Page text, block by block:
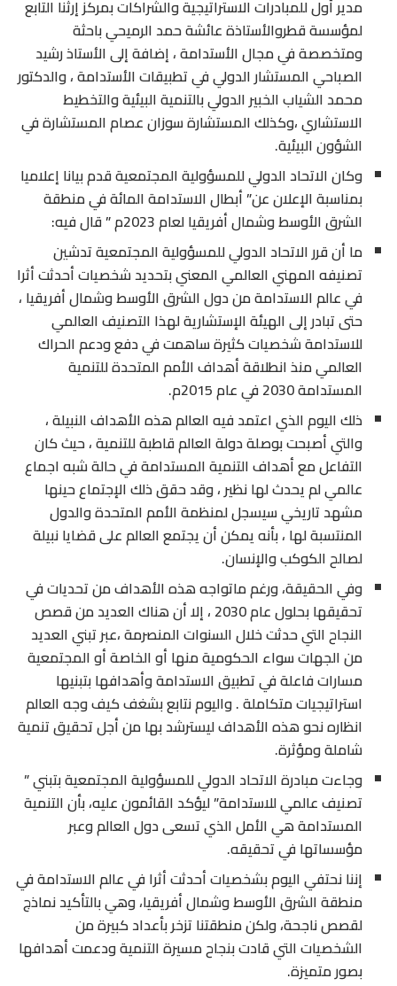
مدير أول للمبادرات الاستراتيجية والشراكات بمركز إرثنا التابع
لمؤسسة قطروالأستاذة عائشة حمد الرميحي باحثة
ومتخصصة في مجال الأستدامة ، إضافة إلى الأستاذ رشيد
الصباحي المستشار الدولي في تطبيقات الأستدامة ، والدكتور
محمد الشياب الخبير الدولي بالتنمية البيئية والتخطيط
الاستشاري ،وكذلك المستشارة سوزان عصام المستشارة في
الشؤون البيئية.
وكان الاتحاد الدولي للمسؤولية المجتمعية قدم بيانا إعلاميا
بمناسبة الإعلان عن” أبطال الاستدامة المائة في منطقة
الشرق الأوسط وشمال أفريقيا لعام 2023م ” قال فيه:
ما أن قرر الاتحاد الدولي للمسؤولية المجتمعية تدشين
تصنيفه المهني العالمي المعني بتحديد شخصيات أحدثت أثرا
في عالم الاستدامة من دول الشرق الأوسط وشمال أفريقيا ،
حتى تبادر إلى الهيئة الإستشارية لهذا التصنيف العالمي
للاستدامة شخصيات كثيرة ساهمت في دفع ودعم الحراك
العالمي منذ انطلاقة أهداف الأمم المتحدة للتنمية
المستدامة 2030 في عام 2015م.
ذلك اليوم الذي اعتمد فيه العالم هذه الأهداف النبيلة ،
والتي أصبحت بوصلة دولة العالم قاطبة للتنمية ، حيث كان
التفاعل مع أهداف التنمية المستدامة في حالة شبه اجماع
عالمي لم يحدث لها نظير ، وقد حقق ذلك الإجتماع حينها
مشهد تاريخي سيسجل لمنظمة الأمم المتحدة والدول
المنتسبة لها ، بأنه يمكن أن يجتمع العالم على قضايا نبيلة
لصالح الكوكب والإنسان.
وفي الحقيقة، ورغم ماتواجه هذه الأهداف من تحديات في
تحقيقها بحلول عام 2030 ، إلا أن هناك العديد من قصص
النجاح التي حدثت خلال السنوات المنصرمة ،عبر تبني العديد
من الجهات سواء الحكومية منها أو الخاصة أو المجتمعية
مسارات فاعلة في تطبيق الاستدامة وأهدافها بتبنيها
استراتيجيات متكاملة . واليوم نتابع بشغف كيف وجه العالم
انظاره نحو هذه الأهداف ليسترشد بها من أجل تحقيق تنمية
شاملة ومؤثرة.
وجاءت مبادرة الاتحاد الدولي للمسؤولية المجتمعية بتبني ”
تصنيف عالمي للاستدامة” ليؤكد القائمون عليه، بأن التنمية
المستدامة هي الأمل الذي تسعى دول العالم وعبر
مؤسساتها في تحقيقه.
إننا نحتفي اليوم بشخصيات أحدثت أثرا في عالم الاستدامة في
منطقة الشرق الأوسط وشمال أفريقيا، وهي بالتأكيد نماذج
لقصص ناجحة، ولكن منطقتنا تزخر بأعداد كبيرة من
الشخصيات التي قادت بنجاح مسيرة التنمية ودعمت أهدافها
بصور متميزة.